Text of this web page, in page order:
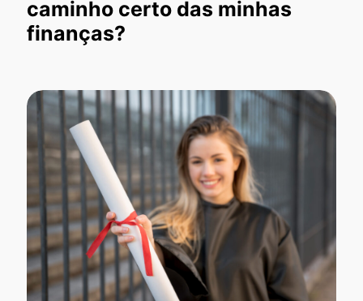
caminho certo das minhas
finanças?